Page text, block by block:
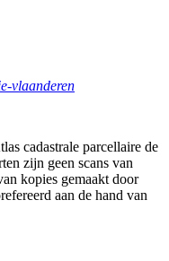
vlaanderen
cadastrale parcellaire de
zijn geen scans van
kopies gemaakt door
aan de hand van